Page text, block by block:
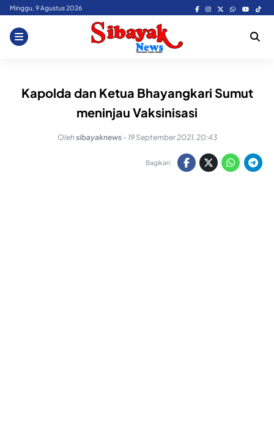
Skip
content
Minggu, 9 Agustus 2026
Kapolda dan Ketua Bhayangkari Sumut
meninjau Vaksinisasi
Olehsibayaknews - 19 September 2021, 20:43
Bagikan: